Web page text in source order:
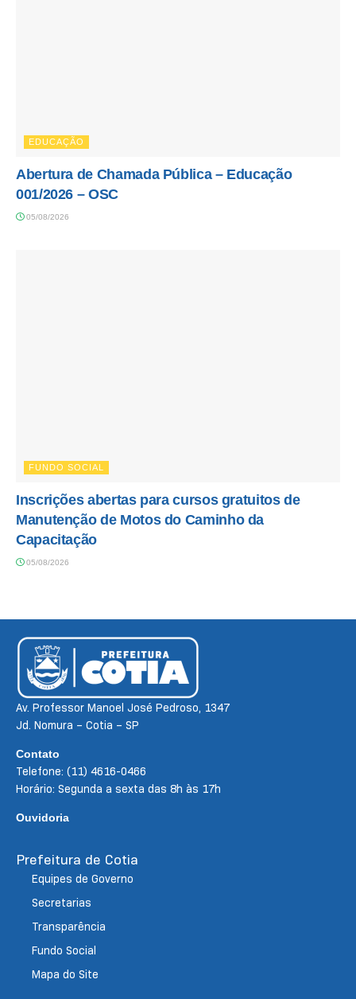
EDUCAÇÃO
Abertura de Chamada Pública – Educação
001/2026 – OSC
05/08/2026
FUNDO SOCIAL
Inscrições abertas para cursos gratuitos de
Manutenção de Motos do Caminho da
Capacitação
05/08/2026
Av. Professor Manoel José Pedroso, 1347
Jd. Nomura – Cotia – SP
Contato
Telefone: (11) 4616-0466
Horário: Segunda a sexta das 8h às 17h
Ouvidoria
Prefeitura de Cotia
Equipes de Governo
Secretarias
Transparência
Fundo Social
Mapa do Site